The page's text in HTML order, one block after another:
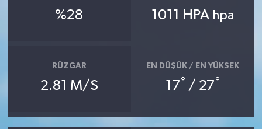
%28 1011 HPA hpa
RÜZGAR
2.81 M/S
EN DÜŞÜK / EN YÜKSEK
17° / 27°